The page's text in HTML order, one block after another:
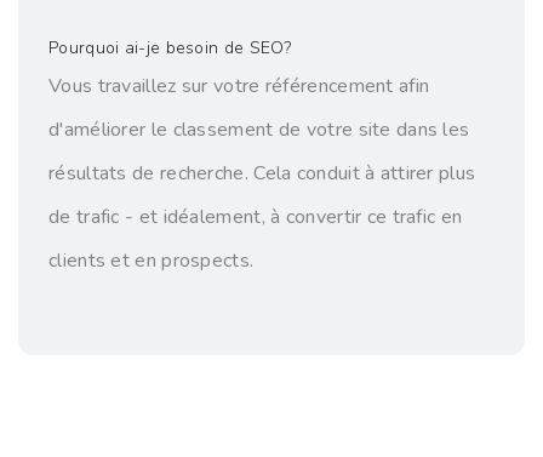
Pourquoi ai-je besoin de SEO?
Vous travaillez sur votre référencement afin
d'améliorer le classement de votre site dans les
résultats de recherche. Cela conduit à attirer plus
de trafic - et idéalement, à convertir ce trafic en
clients et en prospects.